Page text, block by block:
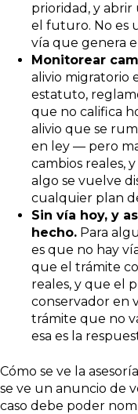
prioridad, y abrir
el futuro. No es
vía que genera
Monitorear
alivio migratorio
estatuto,
que no califica
alivio que se
en ley — pero
cambios reales,
algo se vuelve
cualquier plan
Sin vía hoy, y
hecho. Para
es que no hay
que el trámite
reales, y que el
conservador en
trámite que no
esa es la
Cómo se ve la
se ve un anuncio de
caso debe poder